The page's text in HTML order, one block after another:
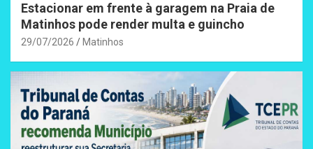
Estacionar em frente à garagem na Praia de
Matinhos pode render multa e guincho
29/07/2026 Matinhos